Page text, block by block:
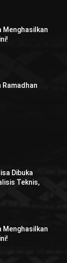
Menghasilkan
Ramadhan
Dibuka
Teknis,
Menghasilkan